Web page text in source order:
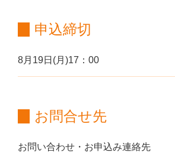
申込締切
8月19日(月)17：00
お問合せ先
お問い合わせ・お申込み連絡先